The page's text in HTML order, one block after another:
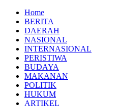
Home
BERITA
DAERAH
NASIONAL
INTERNASIONAL
PERISTIWA
BUDAYA
MAKANAN
POLITIK
HUKUM
ARTIKEL